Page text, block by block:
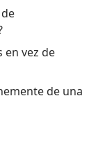
en vez de
de una